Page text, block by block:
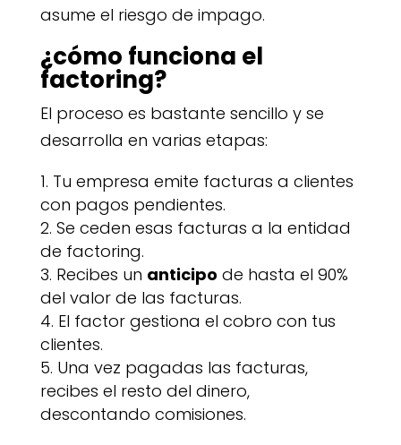
asume el riesgo de impago.
¿cómo funciona el
factoring?
El proceso es bastante sencillo y se
desarrolla en varias etapas:
Tu empresa emite facturas a clientes
con pagos pendientes.
Se ceden esas facturas a la entidad
de factoring.
Recibes un anticipo de hasta el 90%
del valor de las facturas.
El factor gestiona el cobro con tus
clientes.
Una vez pagadas las facturas,
recibes el resto del dinero,
descontando comisiones.